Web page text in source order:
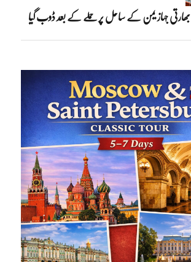
بھارتی جہاز یمن کے ساحل پر حملے کے بعد ڈوب گیا